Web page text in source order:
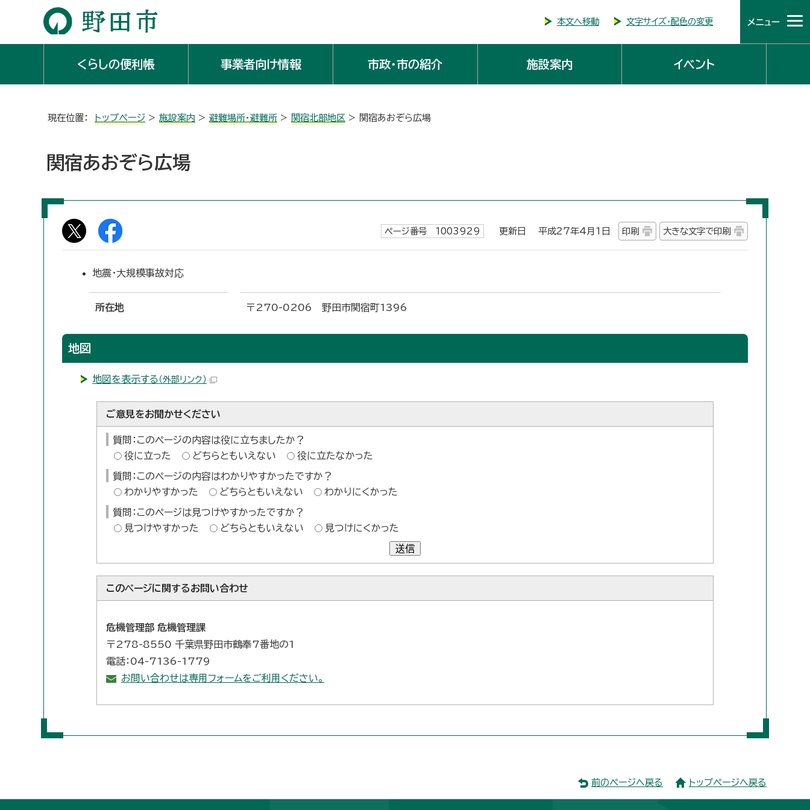
本文へ移動 文字サイズ・配色の変更 メニュー
くらしの便利帳 事業者向け情報 市政・市の紹介 施設案内 イベント
現在位置： トップページ > 施設案内 > 避難場所・避難所 > 関宿北部地区 > 関宿あおぞら広場
関宿あおぞら広場
ページ番号 1003929 更新日 平成27年4月1日 印刷 大きな文字で印刷
地震・大規模事故対応
所在地 〒270-0206 野田市関宿町1396
地図
地図を表示する （外部リンク）
ご意見をお聞かせください
質問：このページの内容は役に立ちましたか？
役に立った
どちらともいえない 役に立たなかった
質問：このページの内容はわかりやすかったですか？
わかりやすかった
どちらともいえない わかりにくかった
質問：このページは見つけやすかったですか？
見つけやすかった
どちらともいえない 見つけにくかった
送信
このページに関するお問い合わせ
危機管理部 危機管理課
〒278-8550 千葉県野田市鶴奉7番地の1
電話：04-7136-1779
お問い合わせは専用フォームをご利用ください。
前のページへ戻る トップページへ戻る